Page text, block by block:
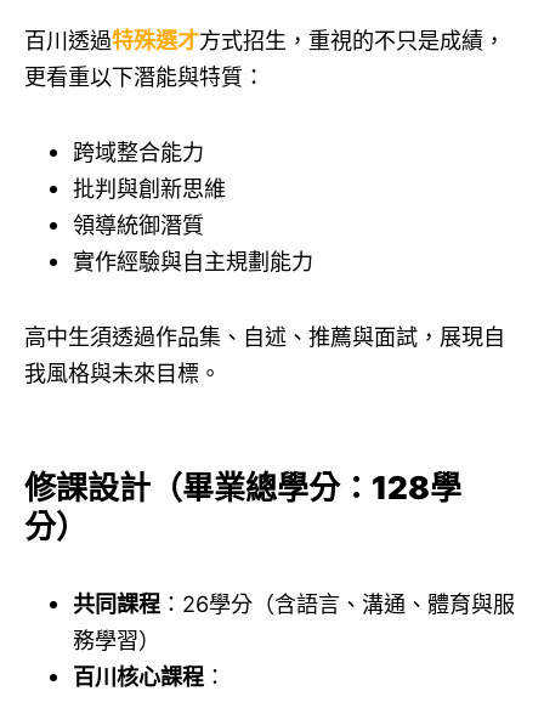
百川透過特殊選才方式招生，重視的不只是成績，
更看重以下潛能與特質：
跨域整合能力
批判與創新思維
領導統御潛質
實作經驗與自主規劃能力
高中生須透過作品集、自述、推薦與面試，展現自
我風格與未來目標。
修課設計（畢業總學分：128學
分）
共同課程 ：26學分（含語言、溝通、體育與服
務學習）
百川核心課程 ：